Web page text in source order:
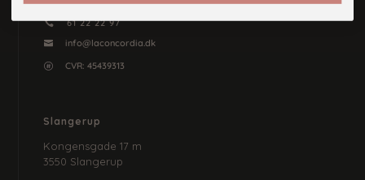
 61 22 22 97
 info@laconcordia.dk
 CVR: 45439313
Slangerup
Kongensgade 17 m
3550 Slangerup